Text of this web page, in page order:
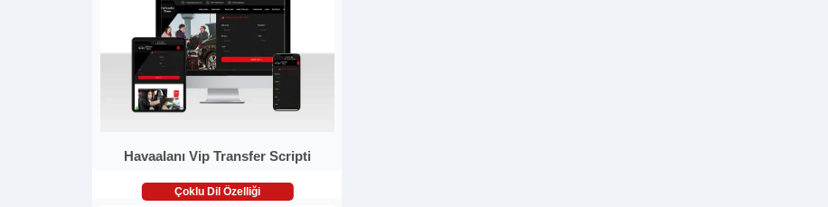
Havaalanı Vip Transfer Scripti
Çoklu Dil Özelliği